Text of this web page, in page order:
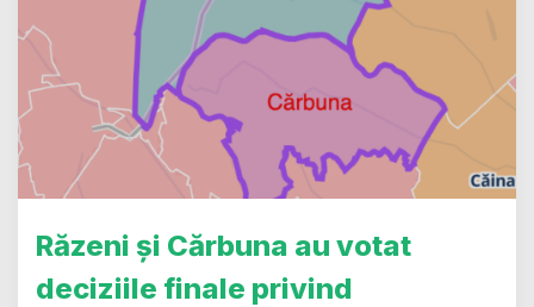
Răzeni și Cărbuna au votat
deciziile finale privind